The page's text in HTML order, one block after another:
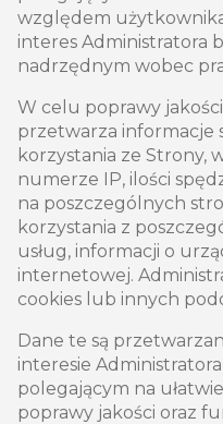
względem
interes Administratora
nadrzędnym wobec
W celu poprawy
przetwarza informacje
korzystania ze Strony,
numerze IP, ilości
na poszczególnych
korzystania z
usług, informacji o
internetowej.
cookies lub innych
Dane te są
interesie
polegającym na
poprawy jakości oraz